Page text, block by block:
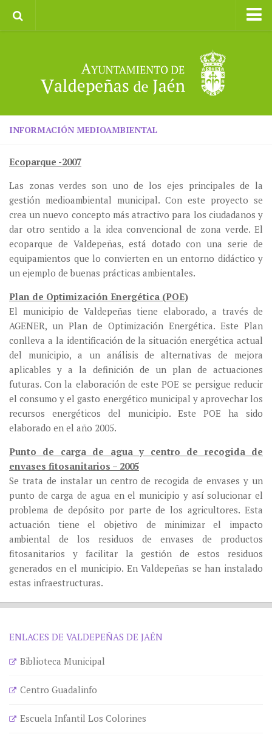
II CXM ROMPEALBARCAS 2023
INFORMACIÓN MEDIOAMBIENTAL
Ecoparque -2007
Las zonas verdes son uno de los ejes principales de la
gestión medioambiental municipal. Con este proyecto se
crea un nuevo concepto más atractivo para los ciudadanos y
dar otro sentido a la idea convencional de zona verde. El
ecoparque de Valdepeñas, está dotado con una serie de
equipamientos que lo convierten en un entorno didáctico y
un ejemplo de buenas prácticas ambientales.
Plan de Optimización Energética (POE)
El municipio de Valdepeñas tiene elaborado, a través de
AGENER, un Plan de Optimización Energética. Este Plan
conlleva a la identificación de la situación energética actual
del municipio, a un análisis de alternativas de mejora
aplicables y a la definición de un plan de actuaciones
futuras. Con la elaboración de este POE se persigue reducir
el consumo y el gasto energético municipal y aprovechar los
recursos energéticos del municipio. Este POE ha sido
elaborado en el año 2005.
Punto de carga de agua y centro de recogida de
envases fitosanitarios – 2005
Se trata de instalar un centro de recogida de envases y un
punto de carga de agua en el municipio y así solucionar el
problema de depósito por parte de los agricultores. Esta
actuación tiene el objetivo de minimizar el impacto
ambiental de los residuos de envases de productos
fitosanitarios y facilitar la gestión de estos residuos
generados en el municipio. En Valdepeñas se han instalado
estas infraestructuras.
ENLACES DE VALDEPEÑAS DE JAÉN
Biblioteca Municipal
Centro Guadalinfo
Escuela Infantil Los Colorines